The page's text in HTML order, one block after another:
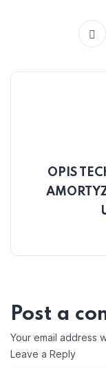
OPIS
Post a
Your email address
Leave a Reply